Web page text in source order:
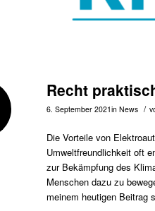
Recht
6. September 2021in News /
Die Vorteile von
Umweltfreundlichkeit oft
zur Bekämpfung des
Menschen dazu zu
meinem heutigen Beitrag